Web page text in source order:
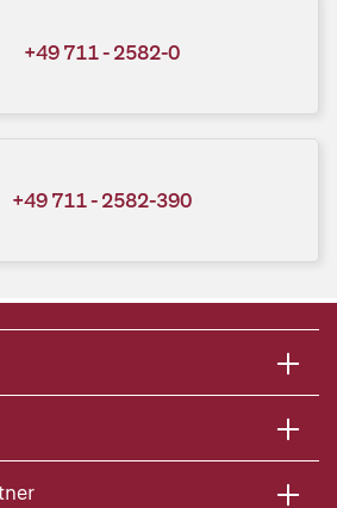
+49 711 - 2582-0
+49 711 - 2582-390